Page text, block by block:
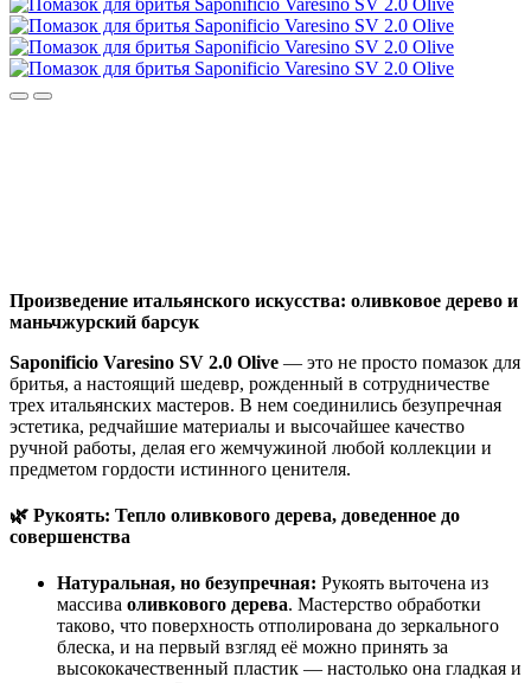
Произведение итальянского искусства: оливковое дерево и
маньчжурский барсук
Saponificio Varesino SV 2.0 Olive — это не просто помазок для
бритья, а настоящий шедевр, рожденный в сотрудничестве
трех итальянских мастеров. В нем соединились безупречная
эстетика, редчайшие материалы и высочайшее качество
ручной работы, делая его жемчужиной любой коллекции и
предметом гордости истинного ценителя.
🌿 Рукоять: Тепло оливкового дерева, доведенное до
совершенства
Натуральная, но безупречная: Рукоять выточена из
массива оливкового дерева. Мастерство обработки
таково, что поверхность отполирована до зеркального
блеска, и на первый взгляд её можно принять за
высококачественный пластик — настолько она гладкая и